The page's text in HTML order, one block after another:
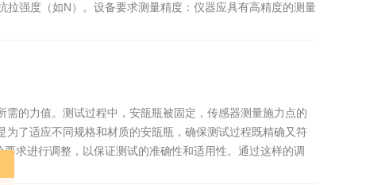
强度（如N）。设备要求测量精度：仪器应具有高精度的测量
的力值。测试过程中，安瓿瓶被固定，传感器测量施力点的
了适应不同规格和材质的安瓿瓶，确保测试过程既精确又符
求进行调整，以保证测试的准确性和适用性。通过这样的调